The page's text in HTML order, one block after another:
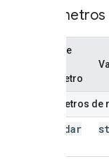
Parámetros
Nombre
parámetro
Parámetros de
calendar